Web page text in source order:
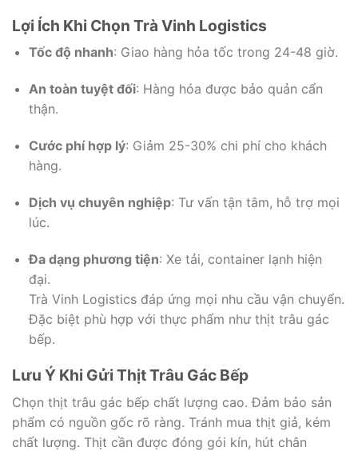
Lợi Ích Khi Chọn Trà Vinh Logistics
Tốc độ nhanh: Giao hàng hỏa tốc trong 24-48 giờ.
An toàn tuyệt đối: Hàng hóa được bảo quản cẩn
thận.
Cước phí hợp lý: Giảm 25-30% chi phí cho khách
hàng.
Dịch vụ chuyên nghiệp: Tư vấn tận tâm, hỗ trợ mọi
lúc.
Đa dạng phương tiện: Xe tải, container lạnh hiện
đại.
Trà Vinh Logistics đáp ứng mọi nhu cầu vận chuyển.
Đặc biệt phù hợp với thực phẩm như thịt trâu gác
bếp.
Lưu Ý Khi Gửi Thịt Trâu Gác Bếp
Chọn thịt trâu gác bếp chất lượng cao. Đảm bảo sản
phẩm có nguồn gốc rõ ràng. Tránh mua thịt giả, kém
chất lượng. Thịt cần được đóng gói kín, hút chân